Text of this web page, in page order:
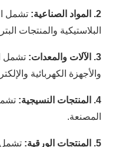
2. المواد الصناعية:
تشمل
البلاستيكية والمنتجات
3. الآلات والمعدات:
تشمل
والأجهزة الكهربائية
4. المنتجات النسيجية:
المصنعة.
5. المنتجات الورقية:
تشمل